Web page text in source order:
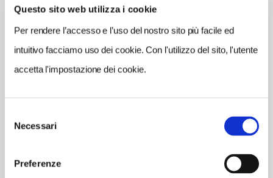
Questo sito web utilizza i cookie
Per rendere l’accesso e l’uso del nostro sito più facile ed
intuitivo facciamo uso dei cookie. Con l'utilizzo del sito, l'utente
accetta l'impostazione dei cookie.
delNecessari
Preferenze
info@hotelcapri.it
TELEFONO
0775515220
NUMERO CAMERE
Chiusura: sempre aperto